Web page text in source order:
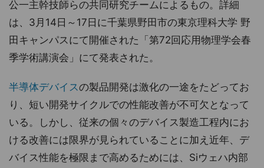
公一主幹技師らの共同研究チームによるもの。詳細
は、3月14日～17日に千葉県野田市の東京理科大学 野
田キャンパスにて開催された「第72回応用物理学会春
季学術講演会」にて発表された。
半導体デバイスの製品開発は激化の一途をたどってお
り、短い開発サイクルでの性能改善が不可欠となって
いる。しかし、従来の個々のデバイス製造工程内にお
ける改善には限界が見られていることに加え近年、デ
バイス性能を極限まで高めるためには、Siウェハ内部